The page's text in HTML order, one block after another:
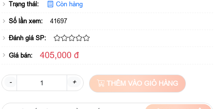
Trạng thái: Còn hàng
Số lần xem: 41697
Đánh giá SP:
Giá bán: 405,000 đ
- + THÊM VÀO GIỎ HÀNG